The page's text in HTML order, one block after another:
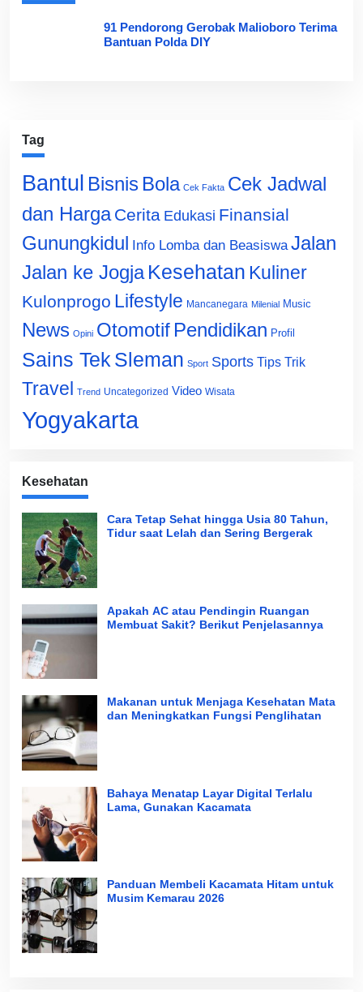
91 Pendorong Gerobak Malioboro Terima
Bantuan Polda DIY
Tag
Bantul Bisnis Bola Cek Fakta Cek Jadwal
dan Harga Cerita Edukasi Finansial
Gunungkidul Info Lomba dan Beasiswa Jalan
Jalan ke Jogja Kesehatan Kuliner
Kulonprogo Lifestyle Mancanegara Milenial Music
News Opini Otomotif Pendidikan Profil
Sains Tek Sleman Sport Sports Tips Trik
Travel Trend Uncategorized Video Wisata
Yogyakarta
Kesehatan
Cara Tetap Sehat hingga Usia 80 Tahun,
Tidur saat Lelah dan Sering Bergerak
Apakah AC atau Pendingin Ruangan
Membuat Sakit? Berikut Penjelasannya
Makanan untuk Menjaga Kesehatan Mata
dan Meningkatkan Fungsi Penglihatan
Bahaya Menatap Layar Digital Terlalu
Lama, Gunakan Kacamata
Panduan Membeli Kacamata Hitam untuk
Musim Kemarau 2026